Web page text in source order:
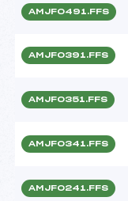
AMJF0491.FFS
AMJF0391.FFS
AMJF0351.FFS
AMJF0341.FFS
AMJF0241.FFS